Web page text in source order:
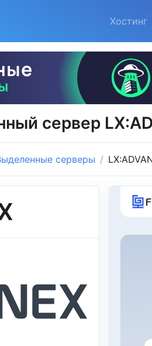
Хостинг
сервер
серверы